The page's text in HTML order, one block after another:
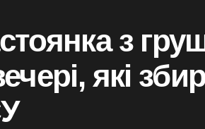
з
які